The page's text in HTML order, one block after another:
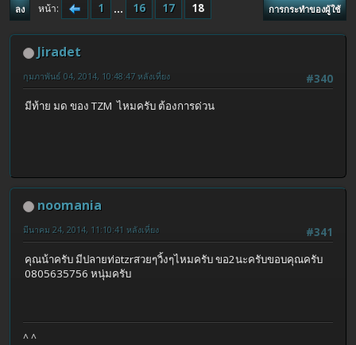
ลง หน้า 1 ... 16 17 18 การกระทำของผู้ใช้
Jiradet
#340
กุมภาพันธ์ 04, 2014, 10:48:47 หลังเที่ยง
มีท้าย มด ของ TZM ไหมครับ ต้องการด่วน
noomania
#341
มีนาคม 24, 2014, 11:10:41 หลังเที่ยง
คุณน้าครับ มีปลายท่อtzrสวยๆวิ้งๆไหมครับ ขอ2นะครับขอบคุณครับ
0805635756 หนุ่มครับ
^ ^